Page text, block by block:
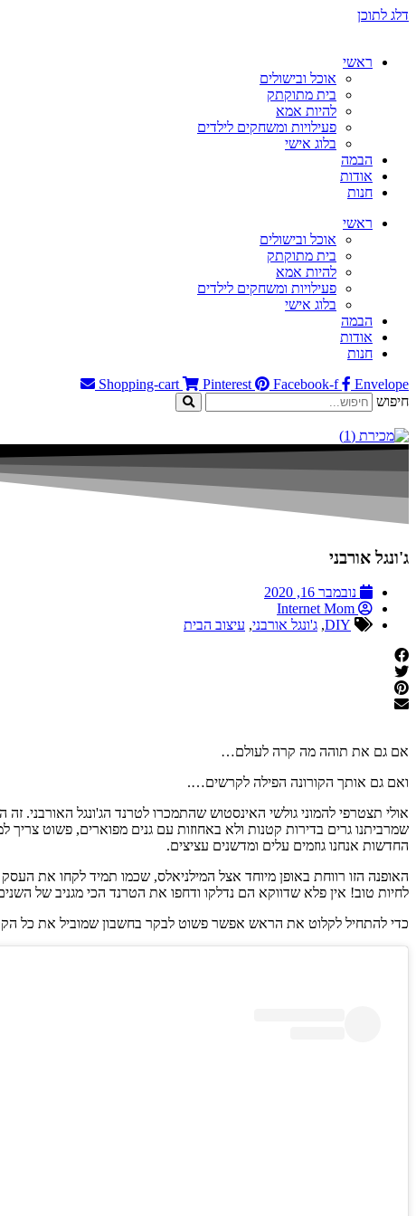
דלג לתוכן
ראשי
אוכל ובישולים
בית מתוקתק
להיות אמא
פעילויות ומשחקים לילדים
בלוג אישי
הבמה
אודות
חנות
ראשי
אוכל ובישולים
בית מתוקתק
להיות אמא
פעילויות ומשחקים לילדים
בלוג אישי
הבמה
אודות
חנות
Shopping-cart
Pinterest Facebook-f
Envelope
חיפוש
ג'ונגל אורבני
נובמבר 16, 2020
Internet Mom
DIY
, ג'ונגל אורבני, עיצוב הבית
אם גם את תוהה מה קרה לעולם…
ואם גם אותך הקורונה הפילה לקרשים….
אולי תצטרפי להמוני גולשי האינסטוש שהתמכרו לטרנד הג'ונגל האורבני.
שמרביתנו גרים בדירות קטנות ולא באחוזות עם גנים מפוארים, פשוט
החדשות אנחנו גוזמים עלים ומדשנים עציצים.
האופנה הזו רווחת באופן מיוחד אצל המילניאלס, שכמו תמיד לקחו את
לחיות טוב! אין פלא שדווקא הם נדלקו ודחפו את הטרנד הכי מגניב של
כדי להתחיל לקלוט את הראש אפשר פשוט לבקר בחשבון שמוביל את כל